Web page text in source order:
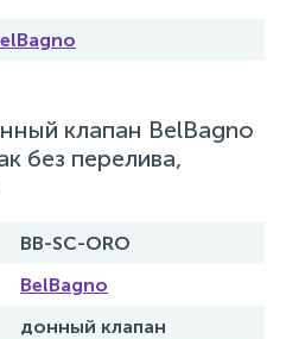
клапан BelBagno
без перелива,
BB-SC-ORO
BelBagno
донный клапан